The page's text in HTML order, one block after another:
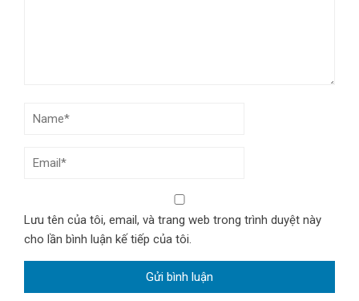
Lưu tên của tôi, email, và trang web trong trình duyệt này
cho lần bình luận kế tiếp của tôi.